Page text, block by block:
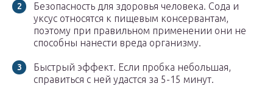
Безопасность для здоровья человека. Сода и
уксус относятся к пищевым консервантам,
поэтому при правильном применении они не
способны нанести вреда организму.
Быстрый эффект. Если пробка небольшая,
справиться с ней удастся за 5-15 минут.